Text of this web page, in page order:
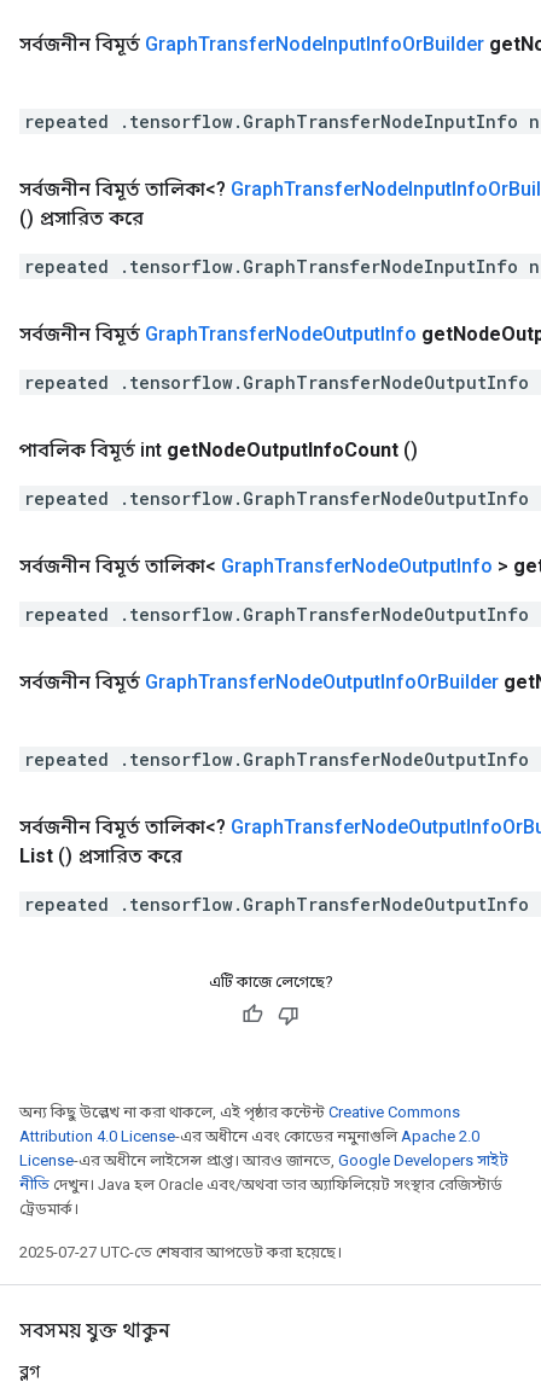
সর্বজনীন বিমূর্ত GraphTransferNodeInputInfoOrBuilder get
repeated .tensorflow.GraphTransferNodeInputInfo
সর্বজনীন বিমূর্ত তালিকা<? GraphTransferNodeInputInfoOr
() প্রসারিত করে
repeated .tensorflow.GraphTransferNodeInputInfo
সর্বজনীন বিমূর্ত GraphTransferNodeOutputInfo getNode
repeated
পাবলিক বিমূর্ত int getNodeOutputInfoCount ()
repeated
সর্বজনীন বিমূর্ত তালিকা< GraphTransferNodeOutputInfo >
repeated
সর্বজনীন বিমূর্ত GraphTransferNodeOutputInfoOrBuilder get
repeated
সর্বজনীন বিমূর্ত তালিকা<? GraphTransferNodeOutputInfoOr
List () প্রসারিত করে
repeated
এটি কাজে লেগেছে?
অন্য কিছু উল্লেখ না করা থাকলে, এই পৃষ্ঠার কন্টেন্ট Creative Commons
Attribution 4.0 License-এর অধীনে এবং কোডের নমুনাগুলিApache 2.0
License-এর অধীনে লাইসেন্স প্রাপ্ত। আরও জানতে, Google Developers সাইট
নীতি দেখুন। Java হল Oracle এবং/অথবা তার অ্যাফিলিয়েট সংস্থার রেজিস্টার্ড
ট্রেডমার্ক।
2025-07-27 UTC-তে শেষবার আপডেট করা হয়েছে।
সবসময় যুক্ত থাকুন
ব্লগ